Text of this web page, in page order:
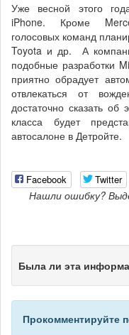
Уже весной этого
iPhone. Кроме
голосовых команд
Toyota и др. А
подобные разработки
приятно обрадует
отвлекаться от
достаточно сказать
класса будет
автосалоне в Детройте.
Facebook Twitter
Нашли ошибку?
Была ли эта
Прокомментируйте